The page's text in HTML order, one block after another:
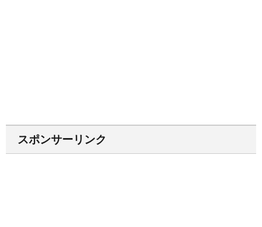
スポンサーリンク